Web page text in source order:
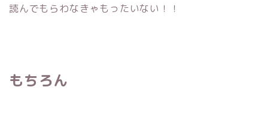
読んでもらわなきゃもったいない！！
もちろん